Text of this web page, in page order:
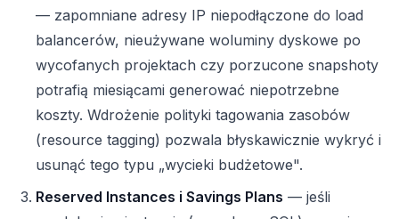
— zapomniane adresy IP niepodłączone do load
balancerów, nieużywane woluminy dyskowe po
wycofanych projektach czy porzucone snapshoty
potrafią miesiącami generować niepotrzebne
koszty. Wdrożenie polityki tagowania zasobów
(resource tagging) pozwala błyskawicznie wykryć i
usunąć tego typu „wycieki budżetowe".
Reserved Instances i Savings Plans — jeśli